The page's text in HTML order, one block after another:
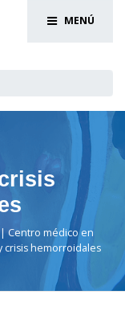
MENÚ
Centro médico en
crisis hemorroidales